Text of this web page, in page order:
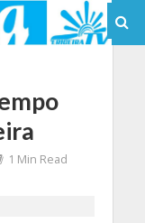
1 Min Read